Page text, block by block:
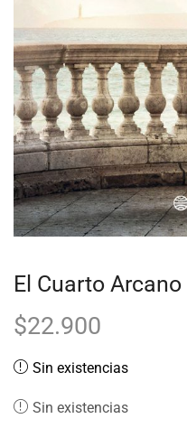
El Cuarto Arcano
$22.900
Sin existencias
Sin existencias